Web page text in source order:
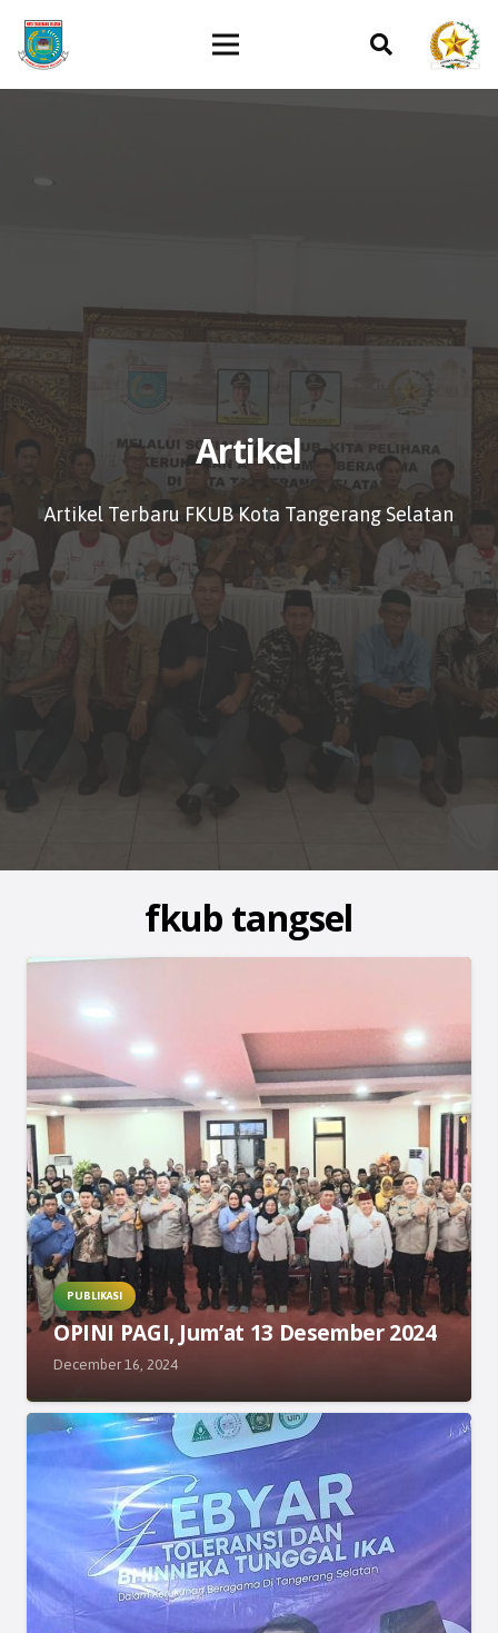
Artikel
Artikel Terbaru FKUB Kota Tangerang Selatan
fkub tangsel
PUBLIKASI
OPINI PAGI, Jum’at 13 Desember 2024
December 16, 2024